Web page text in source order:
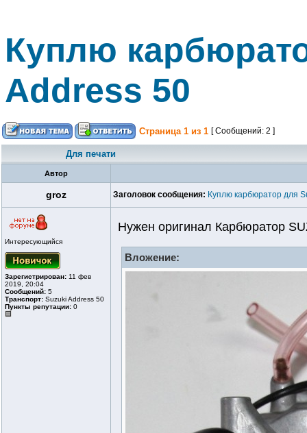
Куплю
Address 50
Страница 1 из 1 [ Сообщений: 2 ]
Для печати
Автор
groz Заголовок сообщения: Куплю карбюратор для
Интересующийся
Зарегистрирован: 11 фев
2019, 20:04
Сообщений: 5
Транспорт: Suzuki Address 50
Пункты репутации: 0
Нужен оригинал Карбюратор
Вложение: